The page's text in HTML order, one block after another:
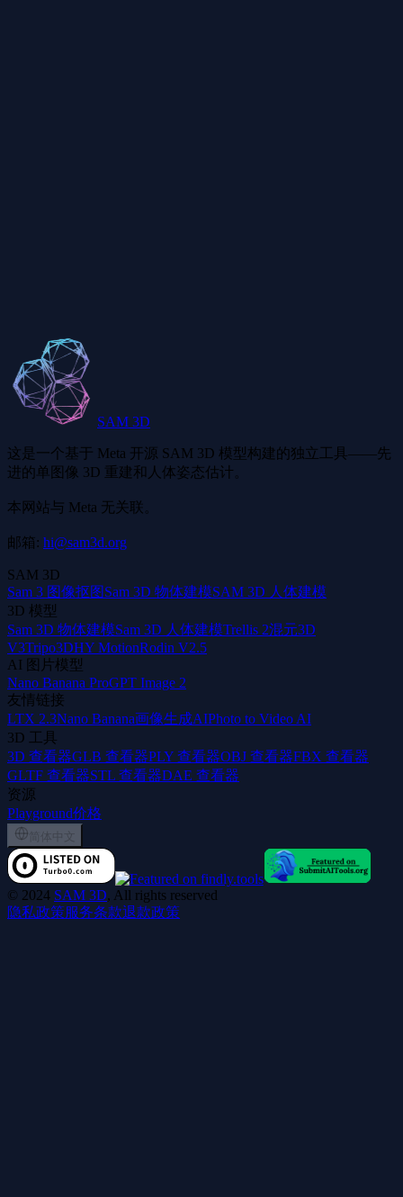
SAM 3D
这是一个基于 Meta 开源 SAM 3D 模型构建的独立工具——先
进的单图像 3D 重建和人体姿态估计。
本网站与 Meta 无关联。
邮箱: hi@sam3d.org
SAM 3D
Sam 3 图像抠图 Sam 3D 物体建模SAM 3D 人体建模
3D 模型
Sam 3D 物体建模Sam 3D 人体建模Trellis 2混元3D
V3Tripo3DHY MotionRodin V2.5
AI 图片模型
Nano Banana ProGPT Image 2
友情链接
LTX 2.3Nano Banana画像生成AIPhoto to Video AI
3D 工具
3D 查看器GLB 查看器PLY 查看器OBJ 查看器FBX 查看器
GLTF 查看器STL 查看器DAE 查看器
资源
Playground价格
简体中文
© 2024 SAM 3D, All rights reserved
隐私政策服务条款退款政策